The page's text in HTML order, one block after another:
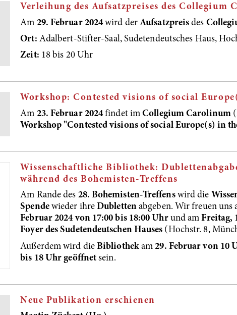
Verleihung des Aufsatzpreises des Collegium
Am 29. Februar 2024wird derAufsatzpreisdes
Ort: Adalbert-Stifter-Saal, Sudetendeutsches Haus,
Zeit: 18 bis 20 Uhr
Workshop: Contested visions of social
Am 23. Februar 2024findet im Collegium Carolinum
Workshop "Contested visions of social Europe(s) in
Wissenschaftliche Bibliothek:
während des Bohemisten-Treffens
Am Rande des 28. Bohemisten-Treffens wird die
Spende wieder ihreDublettenabgeben. Wir freuen uns
Februar 2024 von 17:00 bis 18:00 Uhrund amFreitag,
Foyer des Sudetendeutschen Hauses (Hochstr. 8,
Außerdem wird die Bibliothekam 29. Februar von 10
bis 18 Uhr geöffnet sein.
Neue Publikation erschienen